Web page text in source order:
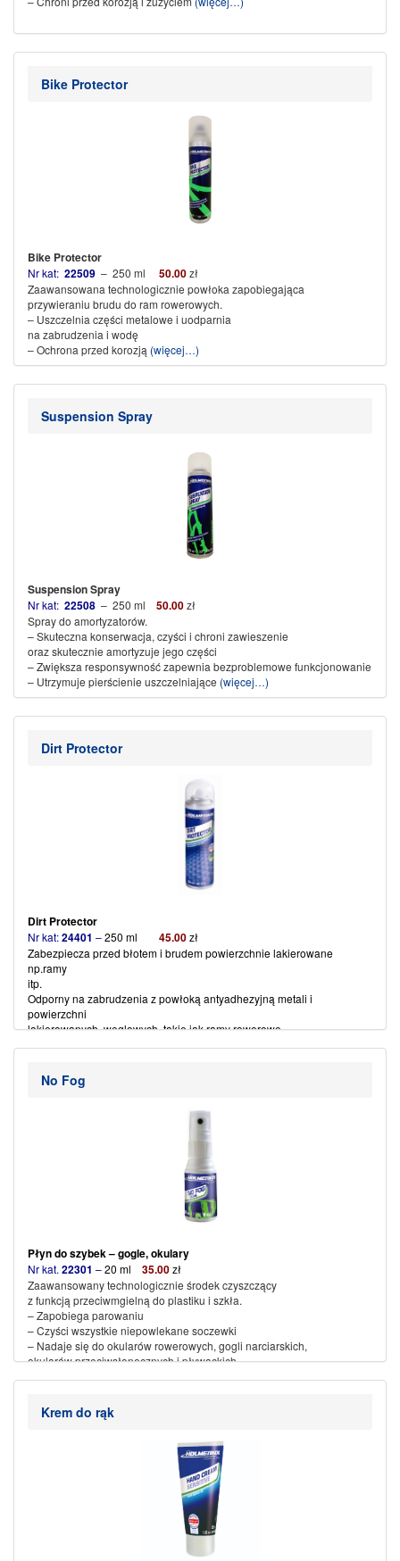
Bike Protector
Bike Protector
Nr kat: 22509 – 250 ml 50.00zł
Zaawansowana technologicznie powłoka zapobiegająca
przywieraniu brudu do ram rowerowych.
– Uszczelnia części metalowe i uodparnia
na zabrudzenia i wodę
– Ochrona przed korozją (więcej…)
Suspension Spray
Suspension Spray
Nr kat: 22508 – 250 ml 50.00zł
Spray do amortyzatorów.
– Skuteczna konserwacja, czyści i chroni zawieszenie
oraz skutecznie amortyzuje jego części
– Zwiększa responsywnośćzapewnia bezproblemowe funkcjonowanie
– Utrzymuje pierścienie uszczelniające (więcej…)
Dirt Protector
Dirt Protector
Nr kat:24401 –250 ml 45.00zł
Zabezpiecza przed błotem i brudem powierzchnie lakierowane
np.ramy
itp.
Odporny na zabrudzenia z powłoką antyadhezyjną metali i
powierzchni
lakierowanych, węglowych, takie jak ramy rowerowe.
olej.
Ze względu na swoją wyjątkową strukturę, zmniejsza o 80 %
Koniec z męczącym czyszczeniem.
Wystarczy spłukać pozostałości brudu samą wodą.
No Fog
Płyn do szybek – gogle, okulary
Nr kat. 22301 –20 ml 35.00zł
Zaawansowany technologicznie środek czyszczący
z funkcją przeciwmgielną do plastiku i szkła.
– Zapobiega parowaniu
– Czyści wszystkie niepowlekane soczewki
– Nadaje się do okularów rowerowych, gogli narciarskich,
okularów przeciwsłonecznych i pływackich.
(więcej…)
Krem do rąk